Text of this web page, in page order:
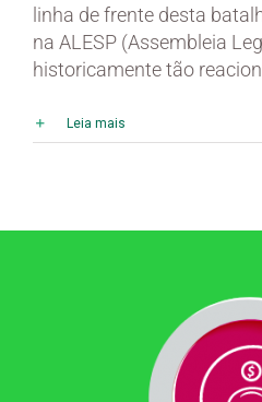
linha de frente desta
na ALESP (Assembleia
historicamente tão
Leia mais